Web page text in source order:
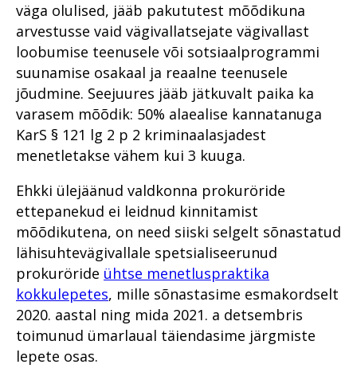
Narva vanemprokurör Günter
Koovit – turist, kellest sai
kohalik
Põhja ringkonnaprokuratuur
2020. aastal
Viru ringkonnaprokuratuur
aastal 2020
Lääne ringkonnaprokuratuur
Lõuna ringkonnaprokuratuur
Avalike suhete osakond 2020.
aastal
Süüdistusosakond 2020.
aastal
Järelevalveosakond 2020.
Ustimenko ja Medvedevi
Metanoolitragöödia
Pärnus
ERA panga pankrot
Jehoova tunnistajast ema
keelas vastsündinu
päästmise vereülekandega
Pommiplahvatus
Vabaduse väljakul
aastal 2019
Lõuna ringkonnaprokuratuur
aastal 2019
Lääne ringkonnaprokuratuur
aastal 2019
Süüdistusosakond aastal
2019
Avalike suhete osakond
aastal 2019
Järelevalveosakond aastal
2019
Haldusosakond aastal 2019
Rahvusvaheline koostöö 2019
Valmisid prokuröride
kompetentsimudelid
Lääne ringkonnaprokuratuur
2018 riigiprokuratuuri
süüdistusosakonnas
2018 riigiprokuratuuri
järelevalveosakonnas
Prokuratuuri aasta numbrites
Millised on kõige mõjukamad
Rahvusvaheline koostöö
Prokuratuuri aastaraamat
2017
Ühenda prokurör tema
lemmikuga
kohtuotsused?
Laiaulatusliku vargusteahela
lahtiharutamine Viljandimaal
Peitkuritegevus turvalises
Pärnus on prokuratuurile
väljakutse
Juhuslik vihje viis südametu
kotijooksja tabamiseni
ametnik
Rahvusvaheline koostöö
Prokuratuuri panus
õigusloomesse
Prokuratuuri aastaraamat
2016
väga olulised, jääb pakututest mõõdikuna
arvestusse vaid vägivallatsejate vägivallast
loobumise teenusele või sotsiaalprogrammi
suunamise osakaal ja reaalne teenusele
jõudmine. Seejuures jääb jätkuvalt paika ka
varasem mõõdik: 50% alaealise kannatanuga
KarS § 121 lg 2 p 2 kriminaalasjadest
menetletakse vähem kui 3 kuuga.
Ehkki ülejäänud valdkonna prokuröride
ettepanekud ei leidnud kinnitamist
mõõdikutena, on need siiski selgelt sõnastatud
lähisuhtevägivallale spetsialiseerunud
prokuröride ühtse menetluspraktika
kokkulepetes, mille sõnastasime esmakordselt
2020. aastal ning mida 2021. a detsembris
toimunud ümarlaual täiendasime järgmiste
lepete osas.